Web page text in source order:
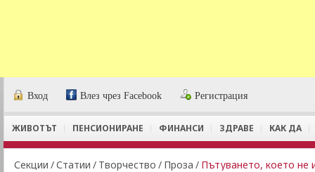
Вход Влез чрез Facebook Регистрация
ЖИВОТЪТ ПЕНСИОНИРАНЕ ФИНАНСИ ЗДРАВЕ КАК ДА
Секции /Статии / Творчество / Проза / Пътуването, което не